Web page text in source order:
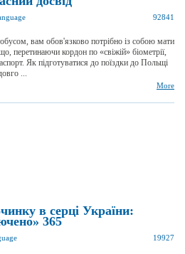
92841
вам обов'язково потрібно із собою мати
перетинаючи кордон по «свіжій» біометрії,
Як підготуватися до поїздки до Польщі
...
More
в серці України:
365
19927